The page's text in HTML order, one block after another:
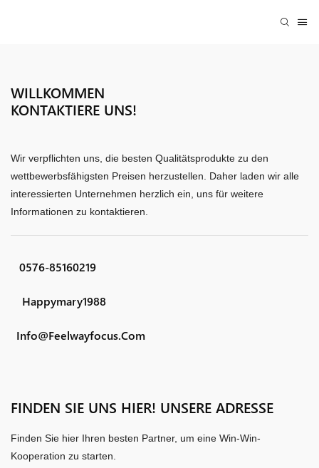
WILLKOMMEN
KONTAKTIERE UNS!
Wir verpflichten uns, die besten Qualitätsprodukte zu den
wettbewerbsfähigsten Preisen herzustellen. Daher laden wir alle
interessierten Unternehmen herzlich ein, uns für weitere
Informationen zu kontaktieren.
0576-85160219
Happymary1988
Info@feelwayfocus.com
FINDEN SIE UNS HIER! UNSERE ADRESSE
Finden Sie hier Ihren besten Partner, um eine Win-Win-
Kooperation zu starten.